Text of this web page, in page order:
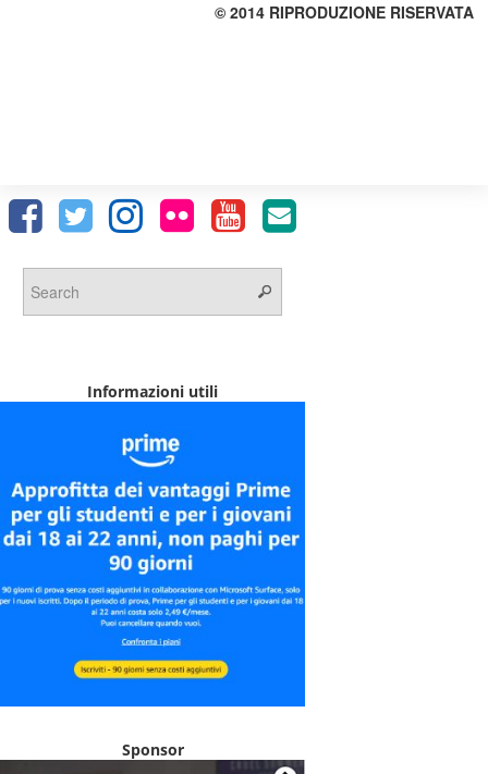
© 2014 RIPRODUZIONE RISERVATA
Informazioni utili
Sponsor